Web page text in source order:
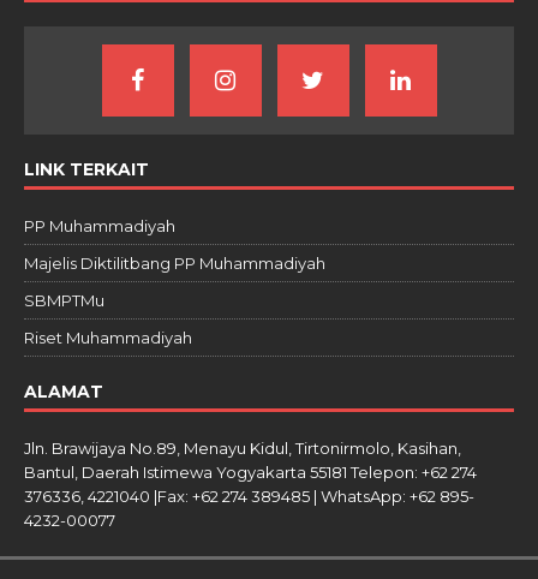
LINK TERKAIT
PP Muhammadiyah
Majelis Diktilitbang PP Muhammadiyah
SBMPTMu
Riset Muhammadiyah
ALAMAT
Jln. Brawijaya No.89, Menayu Kidul, Tirtonirmolo, Kasihan,
Bantul, Daerah Istimewa Yogyakarta 55181 Telepon: +62 274
376336, 4221040 |Fax: +62 274 389485 | WhatsApp: +62 895-
4232-00077